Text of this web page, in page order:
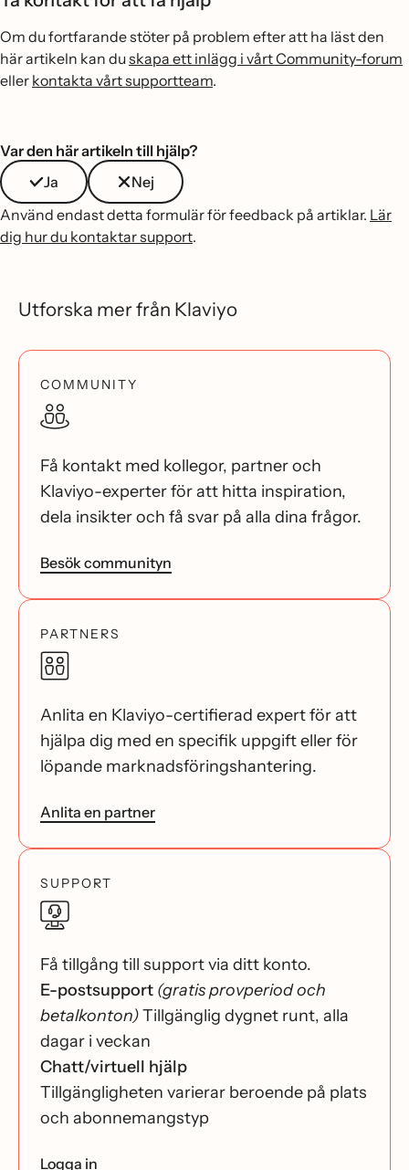
Om du fortfarande stöter på problem efter att ha läst den
här artikeln kan duskapa ett inlägg i vårt Community-forum
eller kontakta vårt supportteam.
Var den här artikeln till hjälp?
Ja
Nej
Använd endast detta formulär för feedback på artiklar. Lär
dig hur du kontaktar support.
Utforska mer från Klaviyo
COMMUNITY
Få kontakt med kollegor, partner och
Klaviyo-experter för att hitta inspiration,
dela insikter och få svar på alla dina frågor.
Besök communityn
PARTNERS
Anlita en Klaviyo-certifierad expert för att
hjälpa dig med en specifik uppgift eller för
löpande marknadsföringshantering.
Anlita en partner
SUPPORT
Få tillgång till support via ditt konto.
E-postsupport (gratis provperiod och
betalkonton)Tillgänglig dygnet runt, alla
dagar i veckan
Chatt/virtuell hjälp
Tillgängligheten varierar beroende på plats
och abonnemangstyp
Logga in